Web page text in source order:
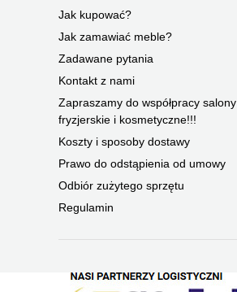
Jak kupować?
Jak zamawiać meble?
Zadawane pytania
Kontakt z nami
Zapraszamy do współpracy salony
fryzjerskie i kosmetyczne!!!
Koszty i sposoby dostawy
Prawo do odstąpienia od umowy
Odbiór zużytego sprzętu
Regulamin